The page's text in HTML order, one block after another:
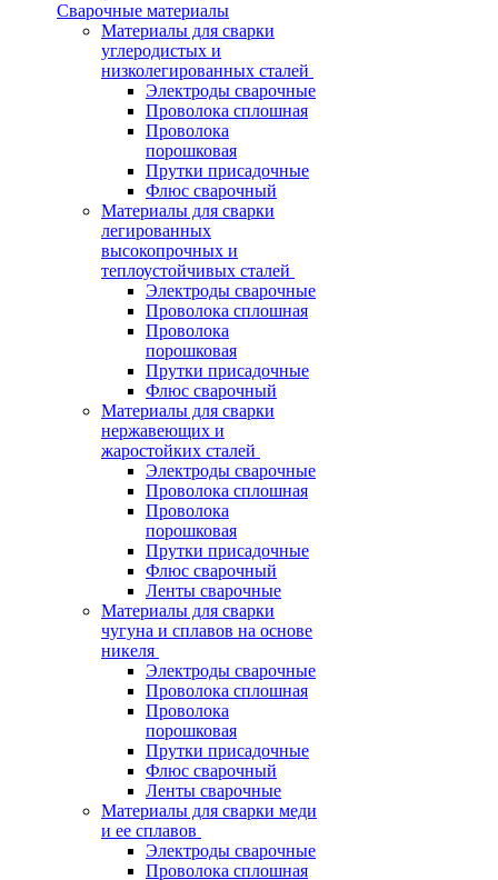
Сварочные материалы
Материалы для сварки
углеродистых и
низколегированных сталей
Электроды сварочные
Проволока сплошная
Проволока
порошковая
Прутки присадочные
Флюс сварочный
Материалы для сварки
легированных
высокопрочных и
теплоустойчивых сталей
Электроды сварочные
Проволока сплошная
Проволока
порошковая
Прутки присадочные
Флюс сварочный
Материалы для сварки
нержавеющих и
жаростойких сталей
Электроды сварочные
Проволока сплошная
Проволока
порошковая
Прутки присадочные
Флюс сварочный
Ленты сварочные
Материалы для сварки
чугуна и сплавов на основе
никеля
Электроды сварочные
Проволока сплошная
Проволока
порошковая
Прутки присадочные
Флюс сварочный
Ленты сварочные
Материалы для сварки меди
и ее сплавов
Электроды сварочные
Проволока сплошная